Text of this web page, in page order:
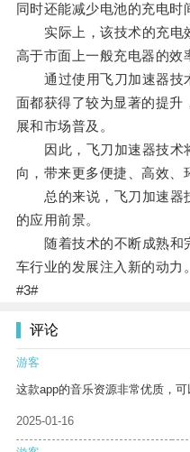
同时还能减少电池的充电时
实际上，该技术的充电
高于市面上一般充电器的效
通过使用飞刀加速器技
面都获得了较为显著的提升
展和市场普及。
因此，飞刀加速器技术
向，带来更多便捷、高效、
总的来说，飞刀加速器
的应用前景。
随着技术的不断成熟和
车行业的发展注入新的动力。
#3#
评论
游客
这款app的音乐资源非常优质，可
2025-01-16